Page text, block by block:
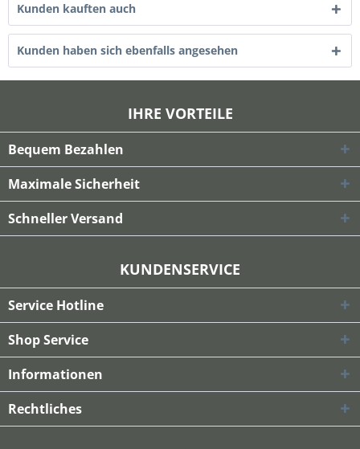
Kunden kauften auch
Kunden haben sich ebenfalls angesehen
IHRE VORTEILE
Bequem Bezahlen
Maximale Sicherheit
Schneller Versand
KUNDENSERVICE
Service Hotline
Shop Service
Informationen
Rechtliches